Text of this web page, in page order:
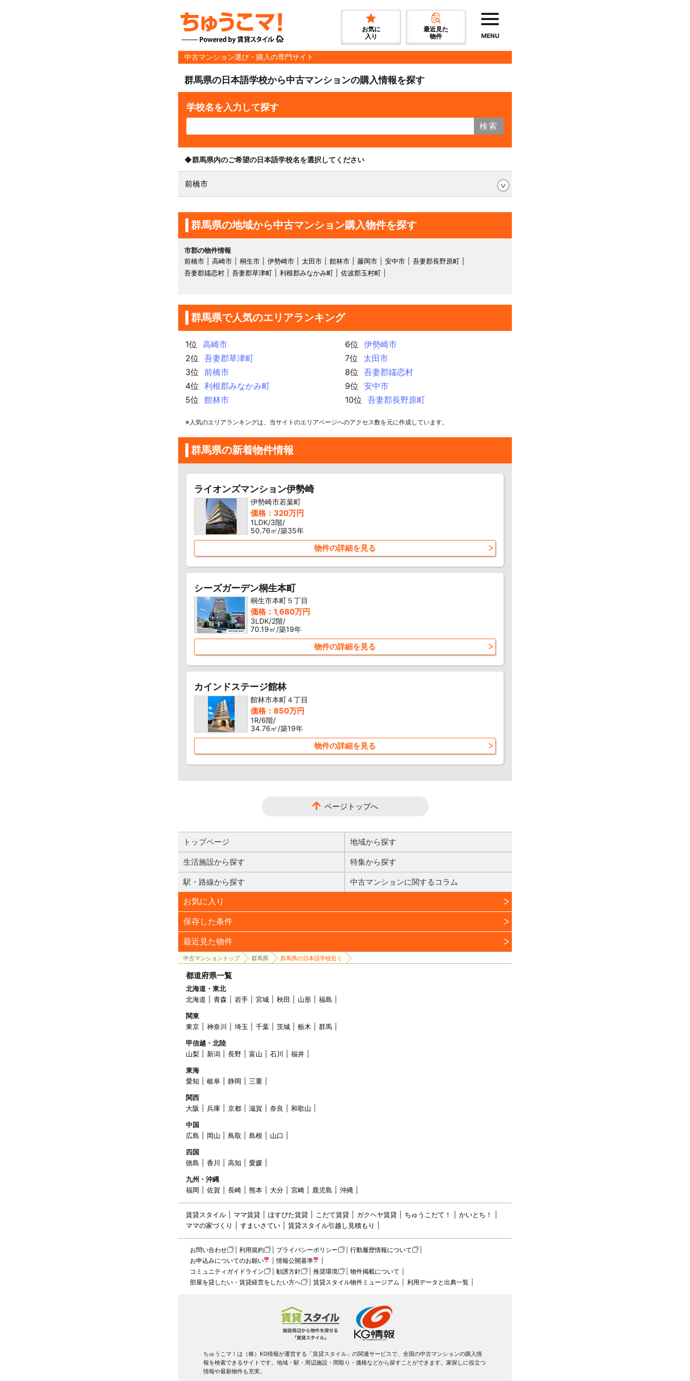
お気に
入り
最近見た
物件
MENU
中古マンション選び・購入の専門サイト
群馬県の日本語学校から中古マンションの購入情報を探す
学校名を入力して探す
検索
◆群馬県内のご希望の日本語学校名を選択してください
前橋市
群馬県の地域から中古マンション購入物件を探す
市郡の物件情報
前橋市
高崎市 桐生市 伊勢崎市 太田市 館林市 藤岡市 安中市
吾妻郡長野原町
吾妻郡嬬恋村
吾妻郡草津町 利根郡みなかみ町 佐波郡玉村町
群馬県で人気のエリアランキング
1位
高崎市
2位
吾妻郡草津町
3位
前橋市
4位
利根郡みなかみ町
5位
館林市
6位
伊勢崎市
7位
太田市
8位
吾妻郡嬬恋村
9位
安中市
10位
吾妻郡長野原町
※人気のエリアランキングは、当サイトのエリアページへのアクセス数を元に作成しています。
群馬県の新着物件情報
ライオンズマンション伊勢崎
伊勢崎市若葉町
価格：320万円
1LDK/3階/
50.76㎡/築35年
物件の詳細を見る
シーズガーデン桐生本町
桐生市本町５丁目
価格：1,680万円
3LDK/2階/
70.19㎡/築19年
物件の詳細を見る
カインドステージ館林
館林市本町４丁目
価格：850万円
1R/6階/
34.76㎡/築19年
物件の詳細を見る
ページトップへ
トップページ 地域から探す
生活施設から探す 特集から探す
駅・路線から探す 中古マンションに関するコラム
お気に入り
保存した条件
最近見た物件
中古マンショントップ 群馬県 群馬県の日本語学校近く
都道府県一覧
北海道・東北
北海道
青森 岩手 宮城 秋田 山形
福島
関東
東京
神奈川 埼玉 千葉 茨城 栃木
群馬
甲信越・北陸
山梨
新潟 長野 富山 石川
福井
東海
愛知
岐阜 静岡
三重
関西
大阪
兵庫 京都 滋賀 奈良
和歌山
中国
広島
岡山 鳥取 島根
山口
四国
徳島
香川 高知
愛媛
九州・沖縄
福岡
佐賀 長崎 熊本 大分 宮崎 鹿児島 沖縄
賃貸スタイル ママ賃貸 ほすぴた賃貸 こだて賃貸 ガクヘヤ賃貸 ちゅうこだて！
かいとち！
ママの家づくり
すまいさてい 賃貸スタイル引越し見積もり
お問い合わせ 利用規約 プライバシーポリシー
行動履歴情報について
お申込みについてのお願い
情報公開基準
コミュニティガイドライン
勧誘方針 推奨環境
物件掲載について
部屋を貸したい・賃貸経営をしたい方へ
賃貸スタイル物件ミュージアム 利用データと出典一覧
ちゅうこマ！は（株）KG情報が運営する「賃貸スタイル」の関連サービスで、全国の中古マンションの購入情
報を検索できるサイトです。地域・駅・周辺施設・間取り・価格などから探すことができます。家探しに役立つ
情報や最新物件も充実。